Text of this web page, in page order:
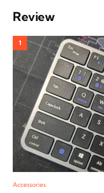
Review
Accessories